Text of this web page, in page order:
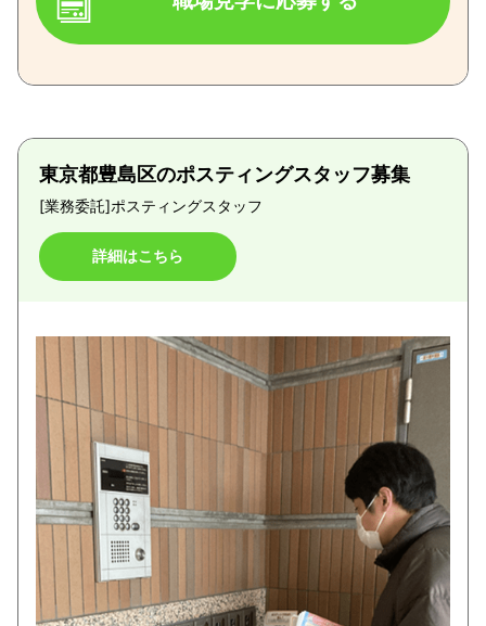
東京都豊島区のポスティングスタッフ募集
[業務委託]ポスティングスタッフ
詳細はこちら